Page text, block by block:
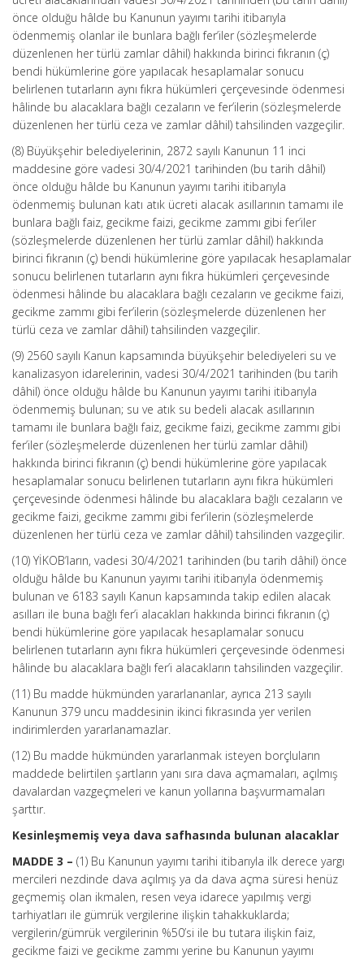
önce olduğu hâlde bu Kanunun yayımı tarihi itibarıyla
ödenmemiş olanlar ile bunlara bağlı fer’iler (sözleşmelerde
düzenlenen her türlü zamlar dâhil) hakkında birinci fıkranın (ç)
bendi hükümlerine göre yapılacak hesaplamalar sonucu
belirlenen tutarların aynı fıkra hükümleri çerçevesinde ödenmesi
hâlinde bu alacaklara bağlı cezaların ve fer’ilerin (sözleşmelerde
düzenlenen her türlü ceza ve zamlar dâhil) tahsilinden vazgeçilir.
(8) Büyükşehir belediyelerinin, 2872 sayılı Kanunun 11 inci
maddesine göre vadesi 30/4/2021 tarihinden (bu tarih dâhil)
önce olduğu hâlde bu Kanunun yayımı tarihi itibarıyla
ödenmemiş bulunan katı atık ücreti alacak asıllarının tamamı ile
bunlara bağlı faiz, gecikme faizi, gecikme zammı gibi fer’iler
(sözleşmelerde düzenlenen her türlü zamlar dâhil) hakkında
birinci fıkranın (ç) bendi hükümlerine göre yapılacak hesaplamalar
sonucu belirlenen tutarların aynı fıkra hükümleri çerçevesinde
ödenmesi hâlinde bu alacaklara bağlı cezaların ve gecikme faizi,
gecikme zammı gibi fer’ilerin (sözleşmelerde düzenlenen her
türlü ceza ve zamlar dâhil) tahsilinden vazgeçilir.
(9) 2560 sayılı Kanun kapsamında büyükşehir belediyeleri su ve
kanalizasyon idarelerinin, vadesi 30/4/2021 tarihinden (bu tarih
dâhil) önce olduğu hâlde bu Kanunun yayımı tarihi itibarıyla
ödenmemiş bulunan; su ve atık su bedeli alacak asıllarının
tamamı ile bunlara bağlı faiz, gecikme faizi, gecikme zammı gibi
fer’iler (sözleşmelerde düzenlenen her türlü zamlar dâhil)
hakkında birinci fıkranın (ç) bendi hükümlerine göre yapılacak
hesaplamalar sonucu belirlenen tutarların aynı fıkra hükümleri
çerçevesinde ödenmesi hâlinde bu alacaklara bağlı cezaların ve
gecikme faizi, gecikme zammı gibi fer’ilerin (sözleşmelerde
düzenlenen her türlü ceza ve zamlar dâhil) tahsilinden vazgeçilir.
(10) YİKOB’ların, vadesi 30/4/2021 tarihinden (bu tarih dâhil) önce
olduğu hâlde bu Kanunun yayımı tarihi itibarıyla ödenmemiş
bulunan ve 6183 sayılı Kanun kapsamında takip edilen alacak
asılları ile buna bağlı fer’i alacakları hakkında birinci fıkranın (ç)
bendi hükümlerine göre yapılacak hesaplamalar sonucu
belirlenen tutarların aynı fıkra hükümleri çerçevesinde ödenmesi
hâlinde bu alacaklara bağlı fer’i alacakların tahsilinden vazgeçilir.
(11) Bu madde hükmünden yararlananlar, ayrıca 213 sayılı
Kanunun 379 uncu maddesinin ikinci fıkrasında yer verilen
indirimlerden yararlanamazlar.
(12) Bu madde hükmünden yararlanmak isteyen borçluların
maddede belirtilen şartların yanı sıra dava açmamaları, açılmış
davalardan vazgeçmeleri ve kanun yollarına başvurmamaları
şarttır.
Kesinleşmemiş veya dava safhasında bulunan alacaklar
MADDE 3 – (1) Bu Kanunun yayımı tarihi itibarıyla ilk derece yargı
mercileri nezdinde dava açılmış ya da dava açma süresi henüz
geçmemiş olan ikmalen, resen veya idarece yapılmış vergi
tarhiyatları ile gümrük vergilerine ilişkin tahakkuklarda;
vergilerin/gümrük vergilerinin %50’si ile bu tutara ilişkin faiz,
gecikme faizi ve gecikme zammı yerine bu Kanunun yayımı